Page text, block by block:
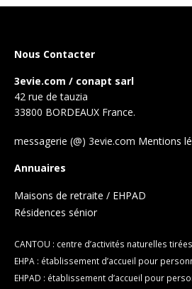
Nous Contacter
3evie.com / conapt sarl
42 rue de tauzia
33800 BORDEAUX France.
messagerie (@) 3evie.com Mentions
Annuaires
Maisons de retraite / EHPAD
Résidences sénior
CANTOU : centre d’activités naturelles
EHPA : établissement d’accueil pour
EHPAD : établissement d’accueil pour